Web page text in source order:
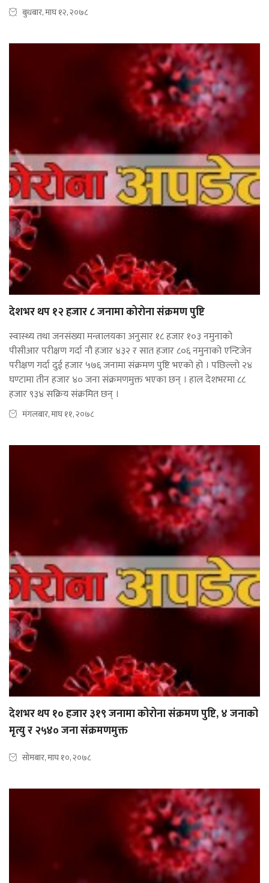
बुधबार, माघ १२, २०७८
देशभर थप १२ हजार ८ जनामा कोरोना संक्रमण पुष्टि
स्वास्थ्य तथा जनसंख्या मन्त्रालयका अनुसार १८ हजार १०३ नमुनाको
पीसीआर परीक्षण गर्दा नौ हजार ४३२ र सात हजार ८०६ नमुनाको एन्टिजेन
परीक्षण गर्दा दुई हजार ५७६ जनामा संक्रमण पुष्टि भएको हो । पछिल्लो २४
घण्टामा तीन हजार ४० जना संक्रमणमुक्त भएका छन् । हाल देशभरमा ८८
हजार ९३४ सक्रिय संक्रमित छन् ।
मंगलबार, माघ ११, २०७८
देशभर थप १० हजार ३१९ जनामा कोरोना संक्रमण पुष्टि, ४ जनाको
मृत्यु र २५४० जना संक्रमणमुक्त
सोमबार, माघ १०, २०७८